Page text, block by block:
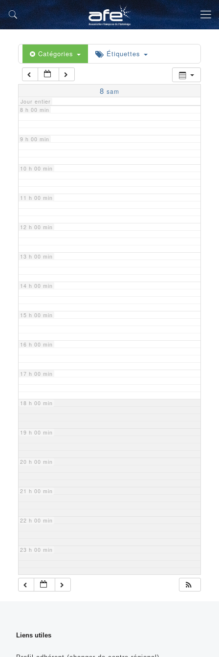
Catégories Étiquettes
8 sam
Jour entier
5 h 00 min
6 h 00 min
7 h 00 min
8 h 00 min
9 h 00 min
10 h 00 min
11 h 00 min
12 h 00 min
13 h 00 min
14 h 00 min
15 h 00 min
16 h 00 min
17 h 00 min
18 h 00 min
19 h 00 min
20 h 00 min
21 h 00 min
22 h 00 min
23 h 00 min
Liens utiles